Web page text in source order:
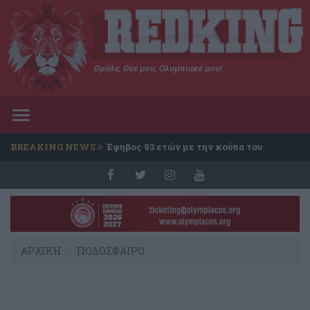
Θρύλε, Θεέ μου, Ολυμπιακέ μου!
Toggle
BREAKING NEWS Έφηβος 93 ετών με την κούπα του
ΑΡΧΙΚΗ ΠΟΔΟΣΦΑΙΡΟ